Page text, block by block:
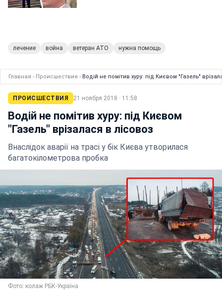
лечение война ветеран АТО нужна помощь
Главная › Происшествия › Водій не помітив хуру: під Києвом "Газель"
ПРОИСШЕСТВИЯ 21 ноября 2018 · 11:58
Водій не помітив хуру: під Києвом
"Газель" врізалася в лісовоз
Внаслідок аварії на трасі у бік Києва утворилася
багатокілометрова пробка
Фото: колаж РБК-Україна